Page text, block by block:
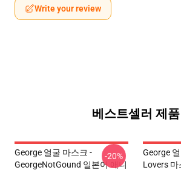
Write your review
베스트셀러 제품
George 얼굴 마스크 -
GeorgeNotGound 일본어 애니
-20%
George
Lovers 마